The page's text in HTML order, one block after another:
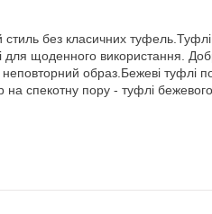
без класичних
для щоденного використання.
образ.Бежеві туфлі
на спекотну пору - туфлі